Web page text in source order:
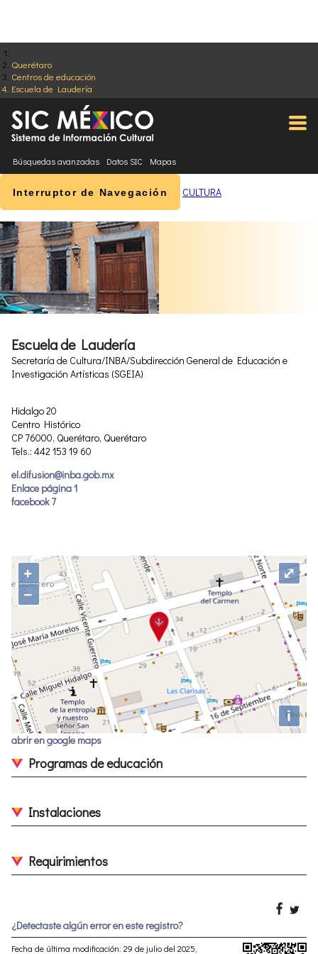
Querétaro
Centros de educación
Escuela de Laudería
Búsquedas avanzadas Datos SIC Mapas
Interruptor de Navegación CULTURA
Escuela de Laudería
Secretaría de Cultura/INBA/Subdirección General de Educación e
Investigación Artísticas (SGEIA)
Hidalgo 20
Centro Histórico
CP 76000, Querétaro, Querétaro
Tels.: 442 153 19 60
el.difusion@inba.gob.mx
Enlace página 1
facebook 7
+
−
i
⤢
abrir en google maps
Programas de educación
Instalaciones
Requirimientos
¿Detectaste algún error en este registro?
Fecha de última modificación: 29 de julio del 2025,